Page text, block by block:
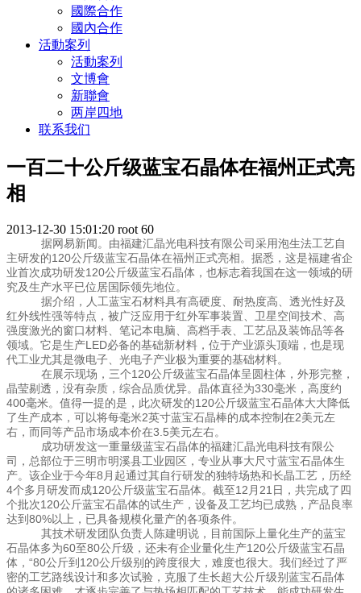
國際合作
國內合作
活動案列
活動案列
文博會
新聯會
两岸四地
联系我们
一百二十公斤级蓝宝石晶体在福州正式亮
相
2013-12-30 15:01:20 root 60
据网易新闻。由福建汇晶光电科技有限公司采用泡生法工艺自
主研发的120公斤级蓝宝石晶体在福州正式亮相。据悉，这是福建省企
业首次成功研发120公斤级蓝宝石晶体，也标志着我国在这一领域的研
究及生产水平已位居国际领先地位。
据介绍，人工蓝宝石材料具有高硬度、耐热度高、透光性好及
红外线性强等特点，被广泛应用于红外军事装置、卫星空间技术、高
强度激光的窗口材料、笔记本电脑、高档手表、工艺品及装饰品等各
领域。它是生产LED必备的基础新材料，位于产业源头顶端，也是现
代工业尤其是微电子、光电子产业极为重要的基础材料。
在展示现场，三个120公斤级蓝宝石晶体呈圆柱体，外形完整，
晶莹剔透，没有杂质，综合品质优异。晶体直径为330毫米，高度约
400毫米。值得一提的是，此次研发的120公斤级蓝宝石晶体大大降低
了生产成本，可以将每毫米2英寸蓝宝石晶棒的成本控制在2美元左
右，而同等产品市场成本价在3.5美元左右。
成功研发这一重量级蓝宝石晶体的福建汇晶光电科技有限公
司，总部位于三明市明溪县工业园区，专业从事大尺寸蓝宝石晶体生
产。该企业于今年8月起通过其自行研发的独特场热和长晶工艺，历经
4个多月研发而成120公斤级蓝宝石晶体。截至12月21日，共完成了四
个批次120公斤蓝宝石晶体的试生产，设备及工艺均已成熟，产品良率
达到80%以上，已具备规模化量产的各项条件。
其技术研发团队负责人陈建明说，目前国际上量化生产的蓝宝
石晶体多为60至80公斤级，还未有企业量化生产120公斤级蓝宝石晶
体，“80公斤到120公斤级别的跨度很大，难度也很大。我们经过了严
密的工艺路线设计和多次试验，克服了生长超大公斤级别蓝宝石晶体